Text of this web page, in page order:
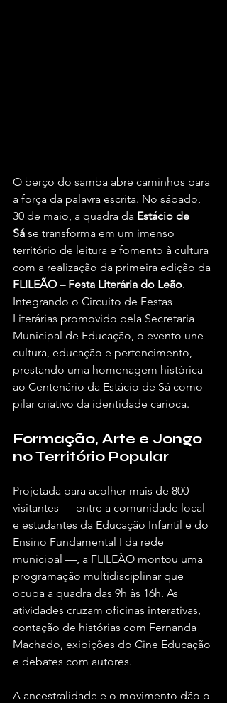
O berço do samba abre caminhos para
a força da palavra escrita. No sábado,
30 de maio, a quadra da Estácio de
Sá se transforma em um imenso
território de leitura e fomento à cultura
com a realização da primeira edição da
FLILEÃO – Festa Literária do Leão.
Integrando o Circuito de Festas
Literárias promovido pela Secretaria
Municipal de Educação, o evento une
cultura, educação e pertencimento,
prestando uma homenagem histórica
ao Centenário da Estácio de Sá como
pilar criativo da identidade carioca.
Formação, Arte e Jongo
no Território Popular
Projetada para acolher mais de 800
visitantes — entre a comunidade local
e estudantes da Educação Infantil e do
Ensino Fundamental I da rede
municipal —, a FLILEÃO montou uma
programação multidisciplinar que
ocupa a quadra das 9h às 16h. As
atividades cruzam oficinas interativas,
contação de histórias com Fernanda
Machado, exibições do Cine Educação
e debates com autores.
A ancestralidade e o movimento dão o